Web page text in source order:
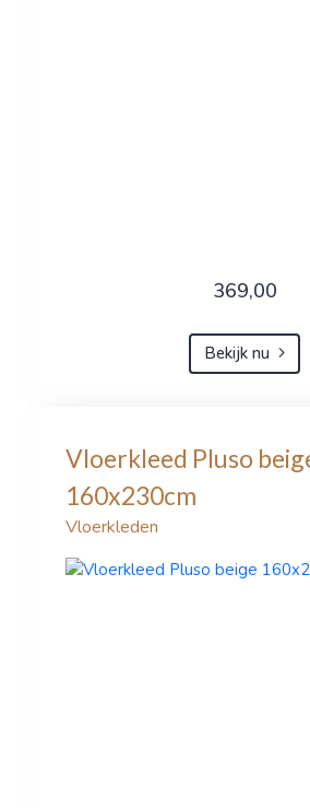
369,00
Bekijk nu
Vloerkleed Pluso
160x230cm
Vloerkleden